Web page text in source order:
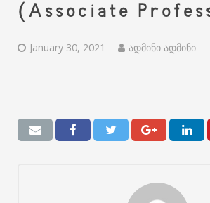
(Associate
January 30, 2021 ადმინი ადმინი